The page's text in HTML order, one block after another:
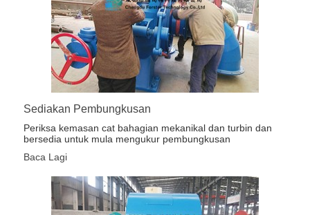
Sediakan Pembungkusan
Periksa kemasan cat bahagian mekanikal dan turbin dan
bersedia untuk mula mengukur pembungkusan
Baca Lagi